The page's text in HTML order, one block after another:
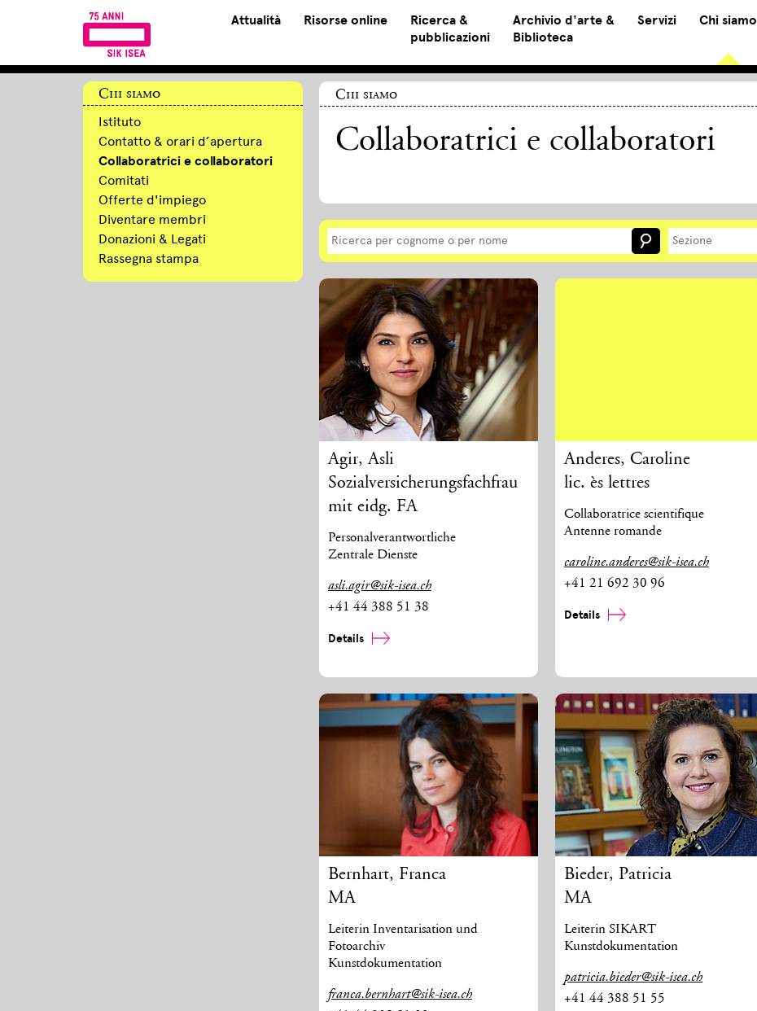
Attualità Risorse online
Ricerca &
pubblicazioni
Archivio d'arte &
Biblioteca
Servizi Chi siamo
Chi siamo
Istituto
Contatto & orari d’apertura
Collaboratrici e collaboratori
Comitati
Offerte d'impiego
Diventare membri
Donazioni & Legati
Rassegna stampa
Chi siamo
Collaboratrici e collaboratori
Sezione
Agir,Asli
Sozialversicherungsfachfrau
mit eidg. FA
Personalverantwortliche
Zentrale Dienste
asli.agir@sik-isea.ch
+41 44 388 51 38
Details
Anderes, Caroline
lic. ès lettres
Collaboratrice scientifique
Antenne romande
caroline.anderes@sik-isea.ch
+41 21 692 30 96
Details
Bernhart, Franca
MA
Leiterin Inventarisation und
Fotoarchiv
Kunstdokumentation
franca.bernhart@sik-isea.ch
Bieder, Patricia
MA
Leiterin SIKART
Kunstdokumentation
patricia.bieder@sik-isea.ch
+41 44 388 51 55